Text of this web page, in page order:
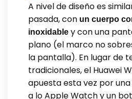
A nivel de diseño es
pasada, con un cuerpo
inoxidable y con una
plano (el marco no
la pantalla). En lugar de
tradicionales, el Huawei
apuesta esta vez por
a lo Apple Watch y un